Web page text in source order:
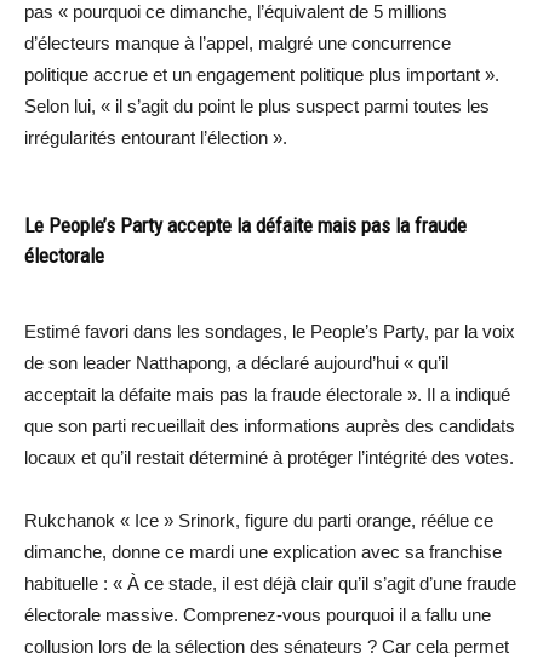
pas « pourquoi ce dimanche, l’équivalent de 5 millions
d’électeurs manque à l’appel, malgré une concurrence
politique accrue et un engagement politique plus important ».
Selon lui, « il s’agit du point le plus suspect parmi toutes les
irrégularités entourant l’élection ».
Le People’s Party accepte la défaite mais pas la fraude
électorale
Estimé favori dans les sondages, le People’s Party, par la voix
de son leader Natthapong, a déclaré aujourd’hui « qu’il
acceptait la défaite mais pas la fraude électorale ». Il a indiqué
que son parti recueillait des informations auprès des candidats
locaux et qu’il restait déterminé à protéger l’intégrité des votes.
Rukchanok « Ice » Srinork, figure du parti orange, réélue ce
dimanche, donne ce mardi une explication avec sa franchise
habituelle : « À ce stade, il est déjà clair qu’il s’agit d’une fraude
électorale massive. Comprenez-vous pourquoi il a fallu une
collusion lors de la sélection des sénateurs ? Car cela permet